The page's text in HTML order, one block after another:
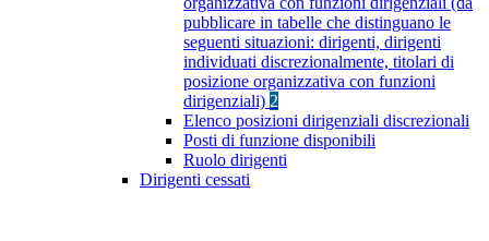
pubblicare in tabelle che distinguano le
seguenti situazioni: dirigenti, dirigenti
individuati discrezionalmente, titolari di
posizione organizzativa con funzioni
dirigenziali) 2
Elenco posizioni dirigenziali discrezionali
Posti di funzione disponibili
Ruolo dirigenti
Dirigenti cessati